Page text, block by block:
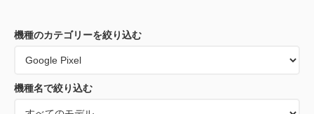
機種のカテゴリーを絞り込む
機種名で絞り込む